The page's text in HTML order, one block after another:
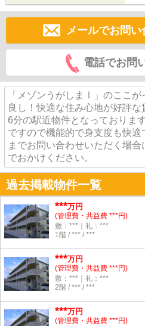
メールでお問
電話でお問
「メゾンうがしまⅠ」のここが
良し！快適な住み心地が好評
6分の駅近物件となっておりま
ですので機能的で身支度も快
までお問い合わせいただく場
でおかけください。
過去掲載物件一覧
***万円
(管理費・共益費 ***円)
敷：***｜礼：***
1階 / *** / ***
***万円
(管理費・共益費 ***円)
敷：***｜礼：***
2階 / *** / ***
***万円
(管理費・共益費 ***円)